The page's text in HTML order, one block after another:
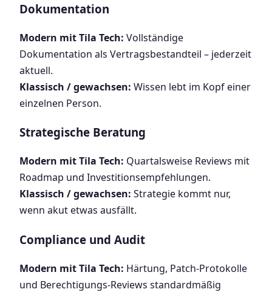
Dokumentation
Modern mit Tila Tech: Vollständige
Dokumentation als Vertragsbestandteil – jederzeit
aktuell.
Klassisch / gewachsen: Wissen lebt im Kopf einer
einzelnen Person.
Strategische Beratung
Modern mit Tila Tech: Quartalsweise Reviews mit
Roadmap und Investitionsempfehlungen.
Klassisch / gewachsen: Strategie kommt nur,
wenn akut etwas ausfällt.
Compliance und Audit
Modern mit Tila Tech: Härtung, Patch-Protokolle
und Berechtigungs-Reviews standardmäßig